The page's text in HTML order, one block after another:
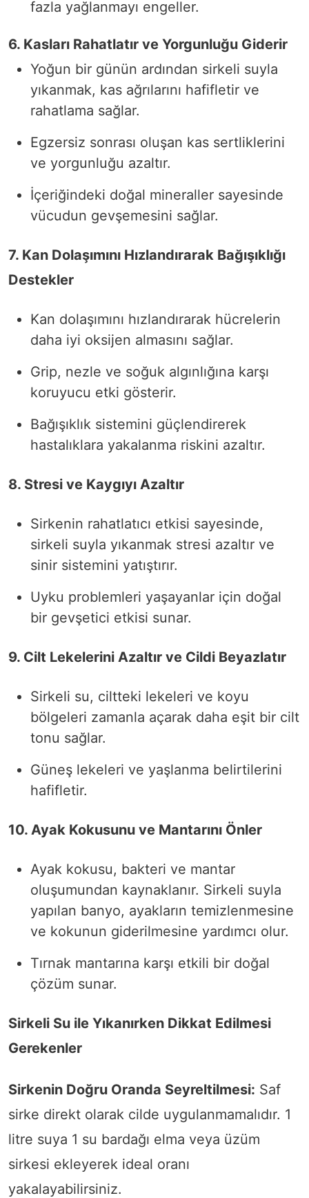
fazla yağlanmayı engeller.
6. Kasları Rahatlatır ve Yorgunluğu Giderir
Yoğun bir günün ardından sirkeli suyla
yıkanmak, kas ağrılarını hafifletir ve
rahatlama sağlar.
Egzersiz sonrası oluşan kas sertliklerini
ve yorgunluğu azaltır.
İçeriğindeki doğal mineraller sayesinde
vücudun gevşemesini sağlar.
7. Kan Dolaşımını Hızlandırarak Bağışıklığı
Destekler
Kan dolaşımını hızlandırarak hücrelerin
daha iyi oksijen almasını sağlar.
Grip, nezle ve soğuk algınlığına karşı
koruyucu etki gösterir.
Bağışıklık sistemini güçlendirerek
hastalıklara yakalanma riskini azaltır.
8. Stresi ve Kaygıyı Azaltır
Sirkenin rahatlatıcı etkisi sayesinde,
sirkeli suyla yıkanmak stresi azaltır ve
sinir sistemini yatıştırır.
Uyku problemleri yaşayanlar için doğal
bir gevşetici etkisi sunar.
9. Cilt Lekelerini Azaltır ve Cildi Beyazlatır
Sirkeli su, ciltteki lekeleri ve koyu
bölgeleri zamanla açarak daha eşit bir cilt
tonu sağlar.
Güneş lekeleri ve yaşlanma belirtilerini
hafifletir.
10. Ayak Kokusunu ve Mantarını Önler
Ayak kokusu, bakteri ve mantar
oluşumundan kaynaklanır. Sirkeli suyla
yapılan banyo, ayakların temizlenmesine
ve kokunun giderilmesine yardımcı olur.
Tırnak mantarına karşı etkili bir doğal
çözüm sunar.
Sirkeli Su ile Yıkanırken Dikkat Edilmesi
Gerekenler
Sirkenin Doğru Oranda Seyreltilmesi: Saf
sirke direkt olarak cilde uygulanmamalıdır. 1
litre suya 1 su bardağı elma veya üzüm
sirkesi ekleyerek ideal oranı
yakalayabilirsiniz.